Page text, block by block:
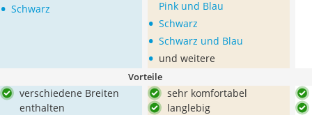
• Schwarz
Pink und Blau
• Schwarz
• Schwarz und Blau
• und weitere
Vorteile
verschiedene Breiten
enthalten
sehr komfortabel
langlebig